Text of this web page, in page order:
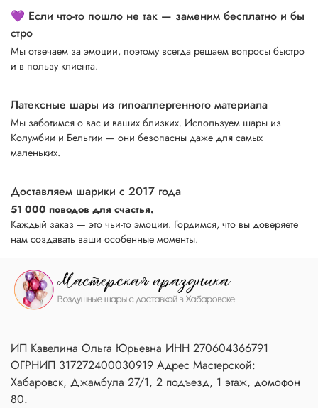
💜 Если что-то пошло не так — заменим бесплатно и бы
стро
Мы отвечаем за эмоции, поэтому всегда решаем вопросы быстро
и в пользу клиента.
Латексные шары из гипоаллергенного материала
Мы заботимся о вас и ваших близких. Используем шары из
Колумбии и Бельгии — они безопасны даже для самых
маленьких.
Доставляем шарики с 2017 года
51 000 поводов для счастья.
Каждый заказ — это чьи-то эмоции. Гордимся, что вы доверяете
нам создавать ваши особенные моменты.
ИП Кавелина Ольга Юрьевна ИНН 270604366791
ОГРНИП 317272400030919 Адрес Мастерской:
Хабаровск, Джамбула 27/1, 2 подъезд, 1 этаж, домофон
80.